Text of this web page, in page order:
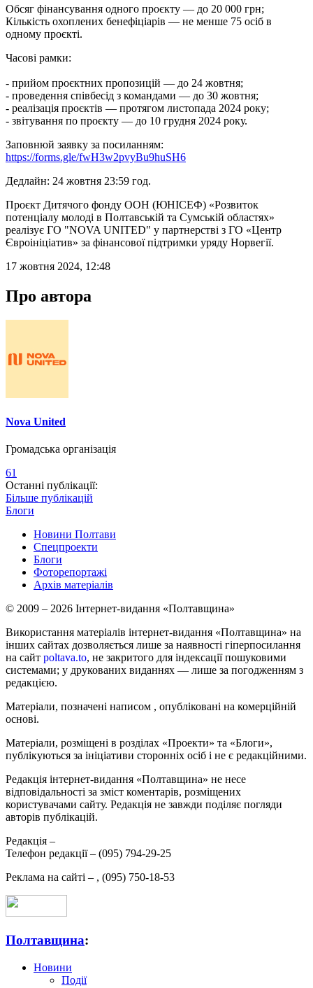
Обсяг фінансування одного проєкту — до 20 000 грн;
Кількість охоплених бенефіціарів — не менше 75 осіб в
одному проєкті.
Часові рамки:
- прийом проєктних пропозицій — до 24 жовтня;
- проведення співбесід з командами — до 30 жовтня;
- реалізація проєктів — протягом листопада 2024 року;
- звітування по проєкту — до 10 грудня 2024 року.
Заповнюй заявку за посиланням:
https://forms.gle/fwH3w2pvyBu9huSH6
Дедлайн: 24 жовтня 23:59 год.
Проєкт Дитячого фонду ООН (ЮНІСЕФ) «Розвиток
потенціалу молоді в Полтавській та Сумській областях»
реалізує ГО "NOVA UNITED" у партнерстві з ГО «Центр
Євроініціатив» за фінансової підтримки уряду Норвегії.
17 жовтня 2024, 12:48
Про автора
Nova United
Громадська організація
61
Останні публікації:
Більше публікацій
Блоги
Новини Полтави
Спецпроекти
Блоги
Фоторепортажі
Архів матеріалів
© 2009 – 2026 Інтернет-видання «Полтавщина»
Використання матеріалів інтернет-видання «Полтавщина» на
інших сайтах дозволяється лише за наявності гіперпосилання
на сайт poltava.to, не закритого для індексації пошуковими
системами; у друкованих виданнях — лише за погодженням з
редакцією.
Матеріали, позначені написом , опубліковані на комерційній
основі.
Матеріали, розміщені в розділах «Проекти» та «Блоги»,
публікуються за ініціативи сторонніх осіб і не є редакційними.
Редакція інтернет-видання «Полтавщина» не несе
відповідальності за зміст коментарів, розміщених
користувачами сайту. Редакція не завжди поділяє погляди
авторів публікацій.
Редакція –
Телефон редакції – (095) 794-29-25
Реклама на сайті – , (095) 750-18-53
Полтавщина:
Новини
Події